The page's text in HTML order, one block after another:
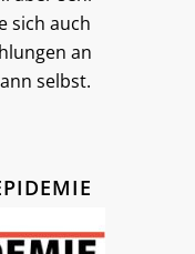
sich auch
an
selbst.